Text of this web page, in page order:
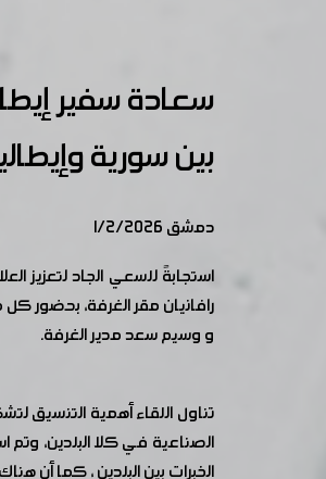
سعادة سفير
بين سورية وإيطاليا 1-2-
دمشق 1/2/2026
استجابةً للسعي الجاد لتعزيز
رافانيان مقر الغرفة، بحضور
و وسيم سعد مدير الغرفة.
تناول اللقاء أهمية التنسيق
الصناعية في كلا البلدين،
الخبرات بين البلدين ، كما أن